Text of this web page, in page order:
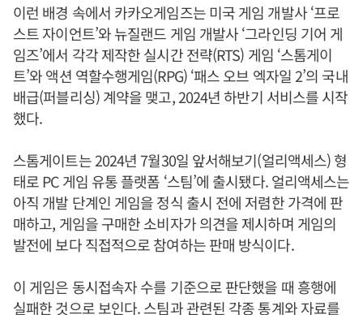
이런 배경 속에서 카카오게임즈는 미국 게임 개발사 ‘프로
스트 자이언트’와 뉴질랜드 게임 개발사 ‘그라인딩 기어 게
임즈’에서 각각 제작한 실시간 전략(RTS) 게임 ‘스톰게이
트’와 액션 역할수행게임(RPG) ‘패스 오브 엑자일 2’의 국내
배급(퍼블리싱) 계약을 맺고, 2024년 하반기 서비스를 시작
했다.
스톰게이트는 2024년 7월30일 앞서해보기(얼리액세스) 형
태로 PC 게임 유통 플랫폼 ‘스팀’에 출시됐다. 얼리액세스는
아직 개발 단계인 게임을 정식 출시 전에 저렴한 가격에 판
매하고, 게임을 구매한 소비자가 의견을 제시하며 게임의
발전에 보다 직접적으로 참여하는 판매 방식이다.
이 게임은 동시접속자 수를 기준으로 판단했을 때 흥행에
실패한 것으로 보인다. 스팀과 관련된 각종 통계와 자료를